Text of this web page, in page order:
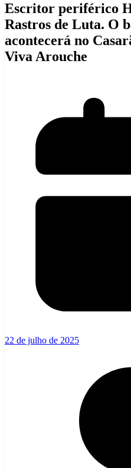
Escritor periférico
Rastros de Luta. O
acontecerá no
Viva Arouche
22 de julho de 2025